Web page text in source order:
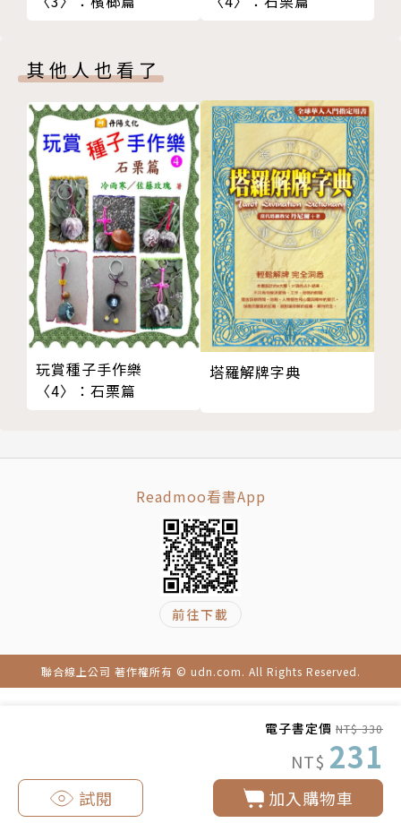
電子書定價 NT$ 330
NT$ 231
加入購物車
試閱
長期以「小獸醫」名義在網路上發表寵物診療相關文
床上保持謙虛的態度。
曾為人間福報專欄作者。並被蘋果日報、壹週刊報導介
紹，以及電視節目「健康兩點靈」、「唉呦 我的媽」
特別來賓。
水瓶座加上A型的衝突下，外放的理性夾雜內化的感
性，喜歡游泳、旅遊、電影、音樂等等。
錢與健康如何計較？
由寵物生病檢視內在性格
與寵物的親密行為好不好呢？
過度擬人化的危險
受虐臘腸狗新聞有感
憔悴愛心媽媽的開心笑容
愛動物、救動物，做什麼都對嗎？
救助流浪動物的現實問題
寵物的食衣住行育樂都要顧
揭開寵物處方飼料的面紗
失而復得的咪魯
†看問題†
1／3＋1／3＋1／3=？
聽臨床獸醫師說話
跟動物醫師討論收費
別讓單純變複雜
網路或電話問診可行嗎？
手術過後要不要住院？
沒事不要亂吃藥
其他人也看了
玩賞種子手作樂
〈4〉：石栗篇
塔羅解牌字典
Readmoo看書App
前往下載
聯合線上公司 著作權所有 © udn.com. All Rights Reserved.